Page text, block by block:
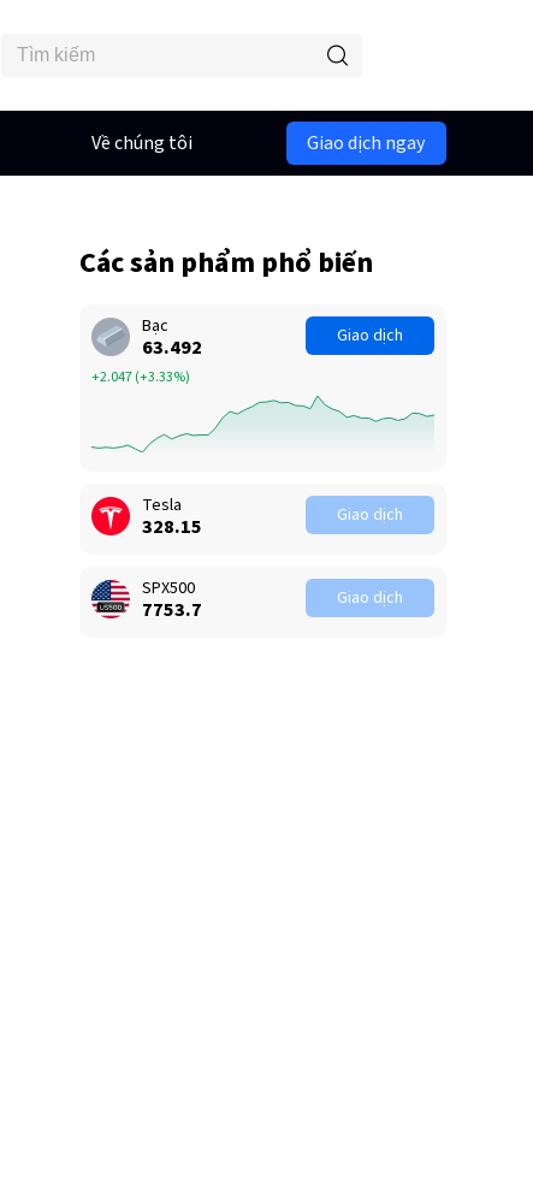
Về chúng tôi Giao dịch ngay
Các sản phẩm phổ biến
Bạc
63.492
+2.047(+3.33%)
Giao dịch
Tesla
328.15 Giao dịch
SPX500
7753.7 Giao dịch